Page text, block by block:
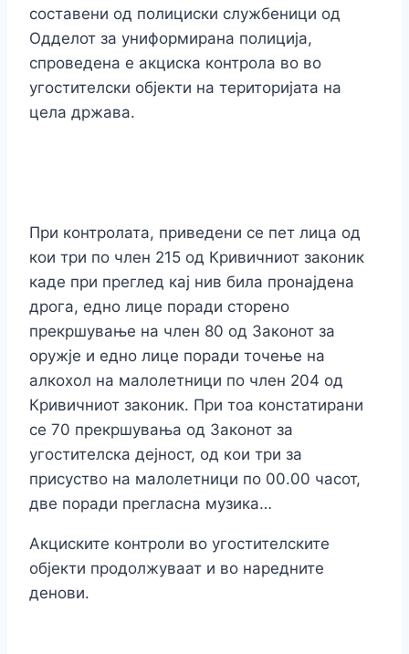
составени од полициски службеници од
Одделот за униформирана полиција,
спроведена е акциска контрола во во
угостителски објекти на територијата на
цела држава.
При контролата, приведени се пет лица од
кои три по член 215 од Кривичниот законик
каде при преглед кај нив била пронајдена
дрога, едно лице поради сторено
прекршување на член 80 од Законот за
оружје и едно лице поради точење на
алкохол на малолетници по член 204 од
Кривичниот законик. При тоа констатирани
се 70 прекршувања од Законот за
угостителска дејност, од кои три за
присуство на малолетници по 00.00 часот,
две поради прегласна музика…
Акциските контроли во угостителските
објекти продолжуваат и во наредните
денови.